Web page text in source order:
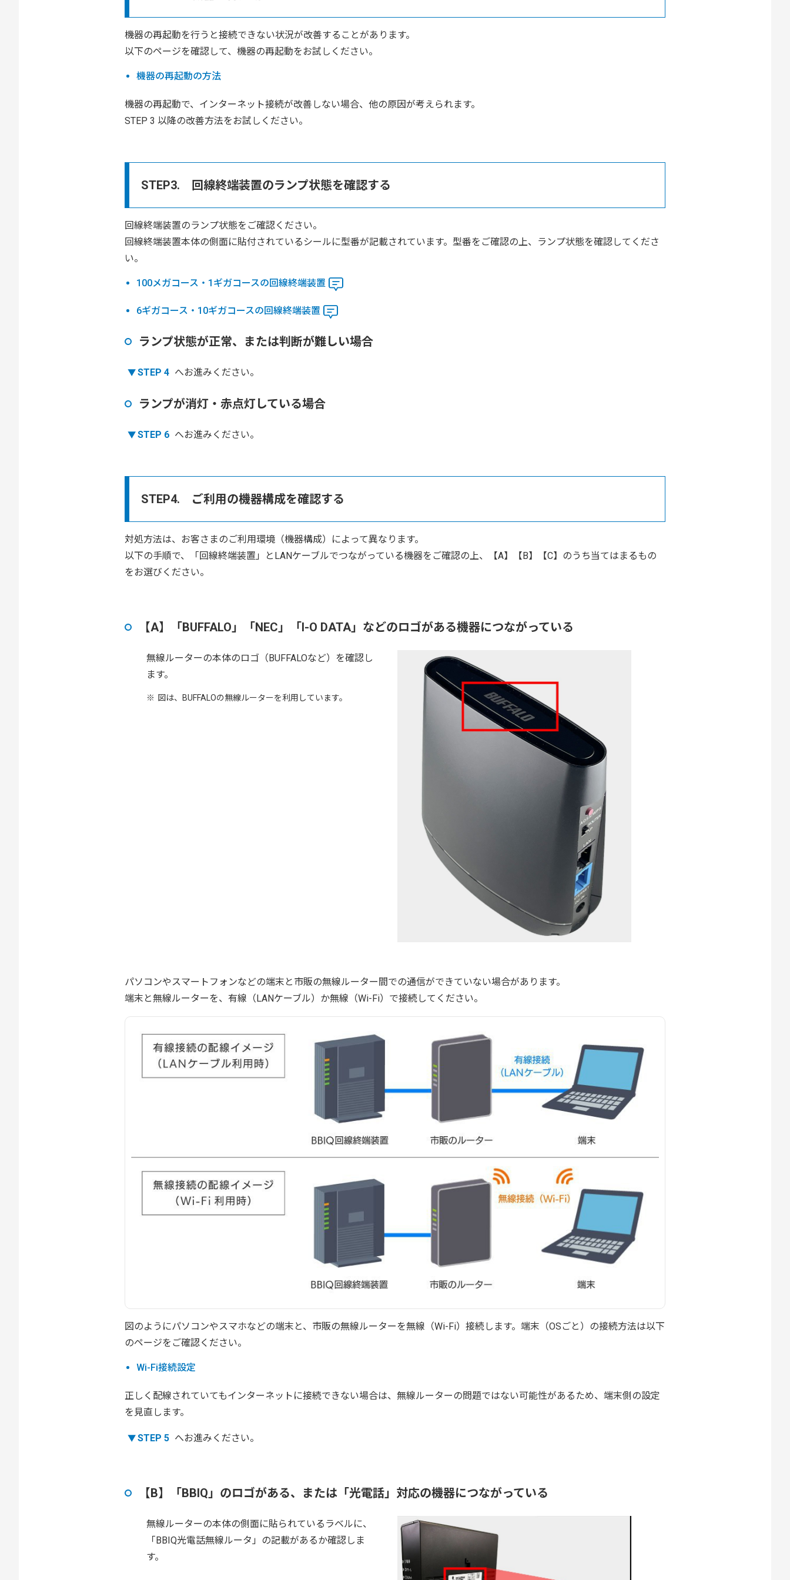
機器の再起動を行うと接続できない状況が改善することがあります。
以下のページを確認して、機器の再起動をお試しください。
機器の再起動の方法
機器の再起動で、インターネット接続が改善しない場合、他の原因が考えられます。
STEP 3 以降の改善方法をお試しください。
STEP3. 回線終端装置のランプ状態を確認する
回線終端装置のランプ状態をご確認ください。
回線終端装置本体の側面に貼付されているシールに型番が記載されています。型番をご確認の上、ランプ状態を確認してくださ
い。
100メガコース・1ギガコースの回線終端装置
6ギガコース・10ギガコースの回線終端装置
ランプ状態が正常、または判断が難しい場合
STEP 4 へお進みください。
ランプが消灯・赤点灯している場合
STEP 6 へお進みください。
STEP4. ご利用の機器構成を確認する
対処方法は、お客さまのご利用環境（機器構成）によって異なります。
以下の手順で、「回線終端装置」とLANケーブルでつながっている機器をご確認の上、【A】【B】【C】のうち当てはまるもの
をお選びください。
【A】「BUFFALO」「NEC」「I-O DATA」などのロゴがある機器につながっている
無線ルーターの本体のロゴ（BUFFALOなど）を確認し
ます。
図は、BUFFALOの無線ルーターを利用しています。
パソコンやスマートフォンなどの端末と市販の無線ルーター間での通信ができていない場合があります。
端末と無線ルーターを、有線（LANケーブル）か無線（Wi-Fi）で接続してください。
図のようにパソコンやスマホなどの端末と、市販の無線ルーターを無線（Wi-Fi）接続します。端末（OSごと）の接続方法は以下
のページをご確認ください。
Wi-Fi接続設定
正しく配線されていてもインターネットに接続できない場合は、無線ルーターの問題ではない可能性があるため、端末側の設定
を見直します。
STEP 5 へお進みください。
【B】「BBIQ」のロゴがある、または「光電話」対応の機器につながっている
無線ルーターの本体の側面に貼られているラベルに、
「BBIQ光電話無線ルータ」の記載があるか確認しま
す。